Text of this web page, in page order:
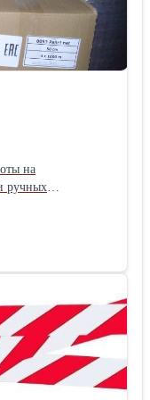
технологическое
Микрогофрокартон
подарочных
картон и бумагу.
коробов
сохранение
годности и т. д.
на
ручных
продукции
Данный вид
поддона
прочности.
через которые
что в продукции,
влага. Также
от самогниения и